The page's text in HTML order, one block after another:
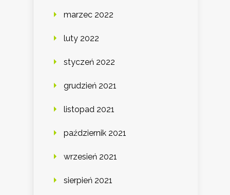
marzec 2022
luty 2022
styczeń 2022
grudzień 2021
listopad 2021
październik 2021
wrzesień 2021
sierpień 2021